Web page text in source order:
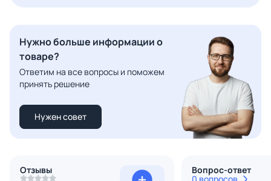
Нужно больше информации о
товаре?
Ответим на все вопросы и поможем
принять решение
Нужен совет
Отзывы Вопрос-ответ